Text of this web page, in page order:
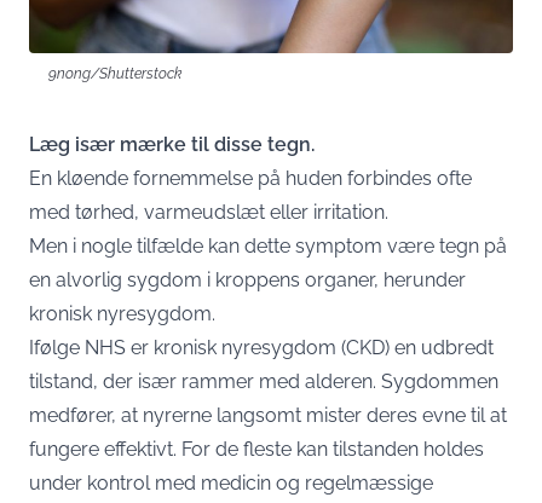
9nong/Shutterstock
Læg især mærke til disse tegn.
En kløende fornemmelse på huden forbindes ofte
med tørhed, varmeudslæt eller irritation.
Men i nogle tilfælde kan dette symptom være tegn på
en alvorlig sygdom i kroppens organer, herunder
kronisk nyresygdom.
Ifølge NHS er kronisk nyresygdom (CKD) en udbredt
tilstand, der især rammer med alderen. Sygdommen
medfører, at nyrerne langsomt mister deres evne til at
fungere effektivt. For de fleste kan tilstanden holdes
under kontrol med medicin og regelmæssige